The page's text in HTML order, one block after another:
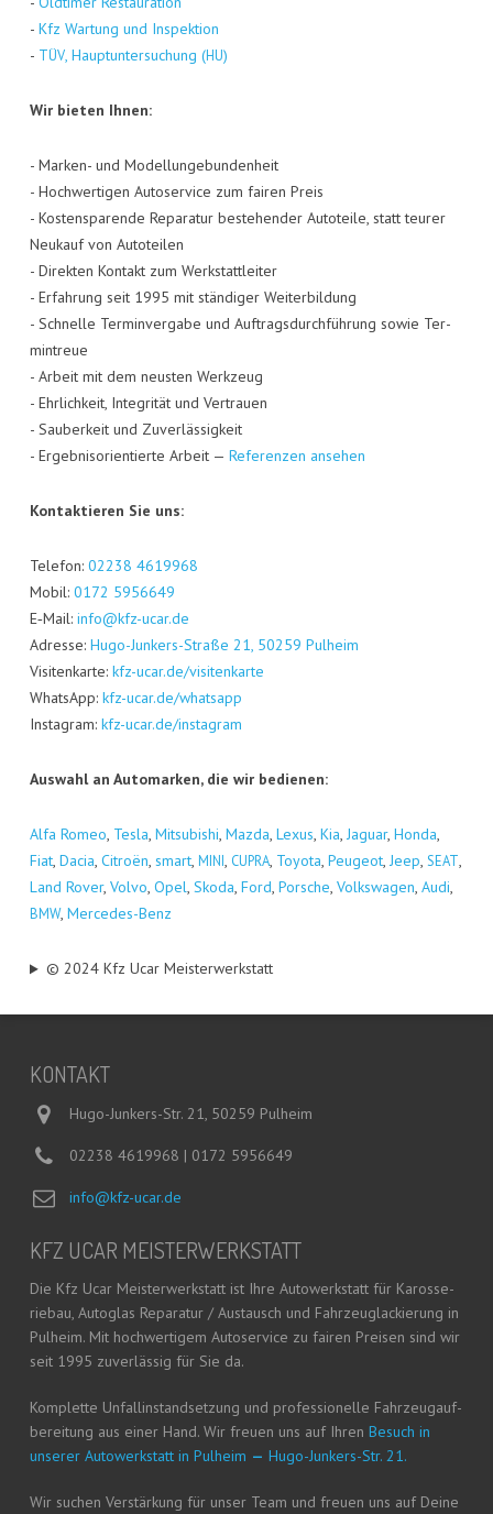
- Kfz War­tung und Inspek­ti­on
- TÜV, Haupt­un­ter­su­chung (HU)
Wir bie­ten Ihnen:
- Mar­ken- und Model­lun­ge­bun­den­heit
- Hoch­wer­ti­gen Auto­ser­vice zum fai­ren Preis
- Kos­ten­spa­ren­de Repa­ra­tur bestehen­der Auto­tei­le, statt teu­rer
Neu­kauf von Auto­tei­len
- Direk­ten Kon­takt zum Werk­statt­lei­ter
- Erfah­rung seit 1995 mit stän­di­ger Wei­ter­bil­dung
- Schnel­le Ter­min­ver­ga­be und Auf­trags­durch­füh­rung sowie Ter­
min­treue
- Arbeit mit dem neus­ten Werk­zeug
- Ehr­lich­keit, Inte­gri­tät und Ver­trau­en
- Sau­ber­keit und Zuver­läs­sig­keit
- Ergeb­nis­ori­en­tier­te Arbeit — Refe­ren­zen ansehen
Kon­tak­tie­ren Sie uns:
Tele­fon: 02238 4619968
Mobil: 0172 5956649
E‑Mail: info@kfz-ucar.de
Adres­se: Hugo-Jun­kers-Stra­ße 21, 50259 Pul­heim
Visi­ten­kar­te: kfz-ucar.de/visitenkarte
Whats­App: kfz-ucar.de/whatsapp
Insta­gram: kfz-ucar.de/instagram
Aus­wahl an Auto­mar­ken, die wir bedienen:
Alfa Romeo, Tes­la, Mitsu­bi­shi, Maz­da, Lexus, Kia, Jagu­ar, Hon­da,
Fiat, Dacia, Citro­ën, smart, MINI, CUPRA, Toyo­ta, Peu­geot, Jeep, SEAT,
Land Rover, Vol­vo, Opel, Sko­da, Ford, Por­sche, Volks­wa­gen, Audi,
BMW, Mer­ce­des-Benz
© 2024 Kfz Ucar Meisterwerkstatt
KON­TAKT
Hugo-Junkers-Str. 21, 50259 Pulheim
02238 4619968 | 0172 5956649
info@kfz-ucar.de
KFZ UCAR MEISTERWERKSTATT
Die Kfz Ucar Meis­ter­werk­statt ist Ihre Auto­werk­statt für Karos­se­
rie­bau, Auto­glas Repa­ra­tur / Aus­tausch und Fahr­zeug­la­ckie­rung in
Pul­heim. Mit hoch­wer­ti­gem Auto­ser­vice zu fai­ren Prei­sen sind wir
seit 1995 zuver­läs­sig für Sie da.
Kom­plet­te Unfall­in­stand­set­zung und pro­fes­sio­nel­le Fahr­zeug­auf­
be­rei­tung aus einer Hand. Wir freu­en uns auf Ihren Besuch in
unse­rer Auto­werk­statt in Pul­heim — Hugo-Jun­kers-Str. 21.
Wir suchen Ver­stär­kung für unser Team und freu­en uns auf Dei­ne